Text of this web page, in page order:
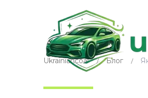
Ukrainiancoal Блог